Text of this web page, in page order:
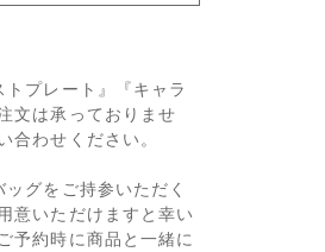
プレート』『キャラ
文は承っておりませ
合わせください。
ッグをご持参いただく
意いただけますと幸い
予約時に商品と一緒に